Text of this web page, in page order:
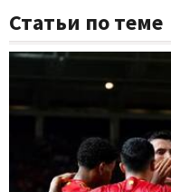
Статьи по теме